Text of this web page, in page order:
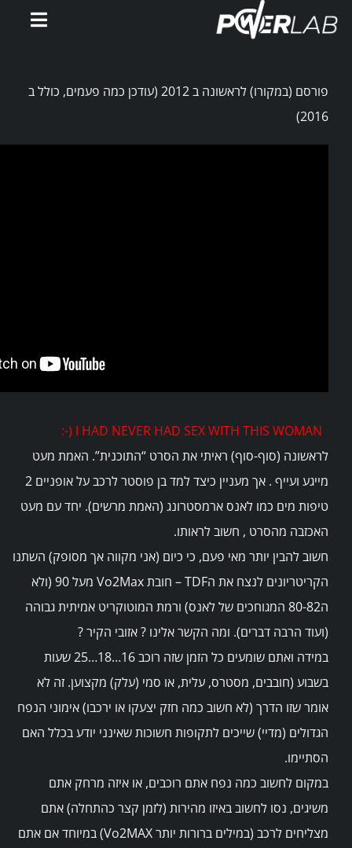
Skip
שרותים
מרכזי הפעילות
Search
for:
פורסם (במקורו) לראשונה ב 2012 (עודכן כמה פעמים, כולל ב
2016)
לראשונה (סוף-סוף) ראיתי את הסרט “התוכנית”. האמת מעט
מייגע ועייף . אך מעניין כיצד למד בן פוסטר לרכב על אופניים 2
טיפות מים כמו לאנס ארמסטרונג (האמת מרשים). יחד עם מעט
האכזבה מהסרט , חשוב לראותו.
חשוב להבין יותר מאי פעם, כי כיום (אני מקווה אך מסופק) השתנו
הקריטריונים לנצח את הTDF – חובת Vo2Max מעל 90 (ולא
ה80-82 המגוחכים של לאנס) ורמת המוטוקריט אמיתית גבוהה
(ועוד הרבה דברים). ומה הקשר אלינו ? אזובי הקיר ?
במידה ואתם שומעים כל הזמן שזה רו
כב 16…18…25 שעות
בשבוע (חובבים, מסטרס, עלית, או סמי (עלק) מקצוען. זה לא
אומר שזו הדרך (לא חשוב כמה חזק יצעקו או ירכבו) אימוני הנפח
הגדולים (מדיי) שייכים לתקופות חשוכות שאינני יודע בכלל האם
הסתיימו.
במקום לחשוב כמה נפח אתם רוכבים, או איזה מרחק אתם
משיגים, נסו לחשוב באיזו מהירות (לזמן קצר כהתחלה) אתם
מצליחים לרכב (במילים ברורות יותר Vo2MAX) במיוחד אם אתם